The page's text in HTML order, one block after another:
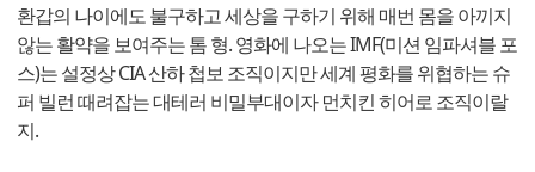
환갑의 나이에도 불구하고 세상을 구하기 위해 매번 몸을 아끼지
않는 활약을 보여주는 톰 형. 영화에 나오는 IMF(미션 임파셔블 포
스)는 설정상 CIA 산하 첩보 조직이지만 세계 평화를 위협하는 슈
퍼 빌런 때려잡는 대테러 비밀부대이자 먼치킨 히어로 조직이랄
지.